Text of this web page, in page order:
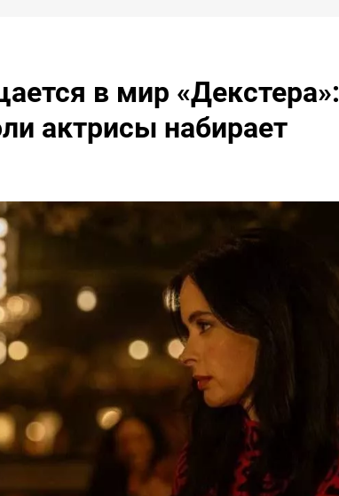
в мир «Декстера»:
актрисы набирает